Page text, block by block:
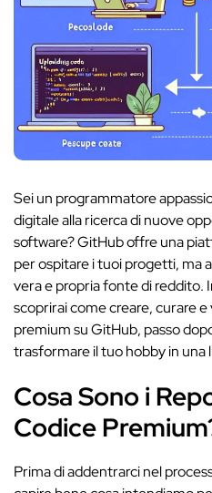
Sei un programmatore
digitale alla ricerca di nuove
software? GitHub offre una
per ospitare i tuoi progetti, ma
vera e propria fonte di
scoprirai come creare, curare
premium su GitHub, passo
trasformare il tuo hobby in una
Cosa Sono i
Codice
Prima di addentrarci nel